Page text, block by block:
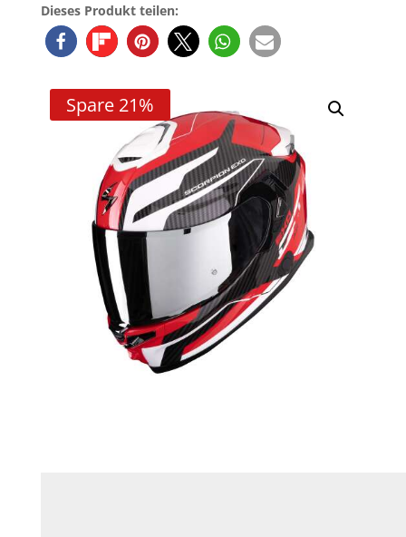
Dieses Produkt teilen:
Spare 21%
SP
AIR
FLEX
Menge